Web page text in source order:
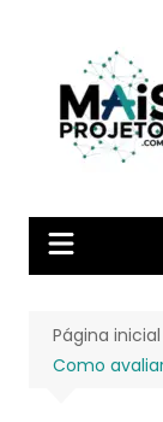
conteúdo
Página inicial
Como